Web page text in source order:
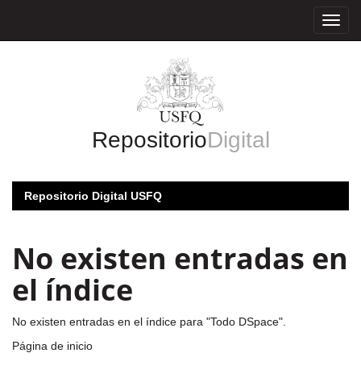
RepositorioDigital
Repositorio Digital USFQ
No existen entradas en
el índice
No existen entradas en el índice para "Todo DSpace".
Página de inicio